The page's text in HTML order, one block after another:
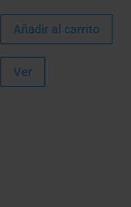
Añadir al carrito
Ver